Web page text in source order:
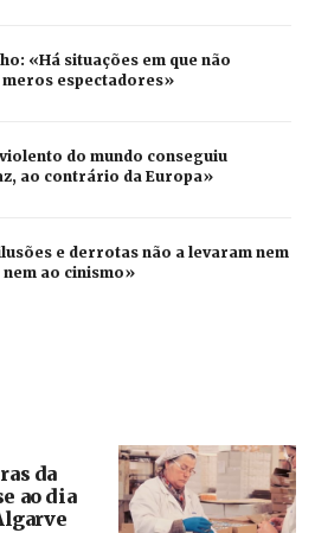
«Há situações em que não
espectadores»
do mundo conseguiu
ao contrário da Europa»
e derrotas não a levaram nem
ao cinismo»
da
ao dia